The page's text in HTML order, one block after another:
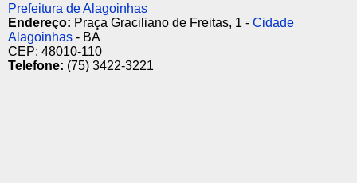
Prefeitura de Alagoinhas
Endereço: Praça Graciliano de Freitas, 1 - Cidade
Alagoinhas - BA
CEP: 48010-110
Telefone: (75) 3422-3221